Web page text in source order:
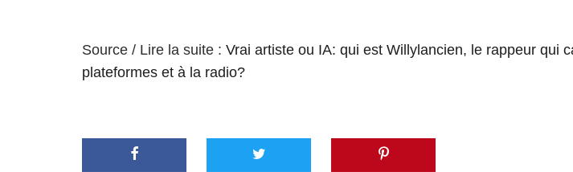
Source / Lire la suite : Vrai artiste ou IA: qui est Willylancien, le rappeur qui
plateformes et à la radio?